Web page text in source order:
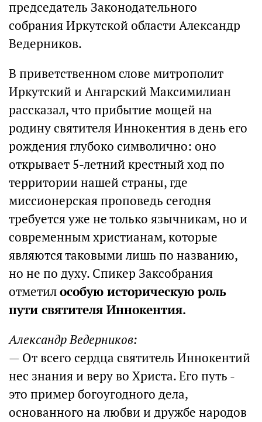
председатель Законодательного
собрания Иркутской области Александр
Ведерников.
В приветственном слове митрополит
Иркутский и Ангарский Максимилиан
рассказал, что прибытие мощей на
родину святителя Иннокентия в день его
рождения глубоко символично: оно
открывает 5-летний крестный ход по
территории нашей страны, где
миссионерская проповедь сегодня
требуется уже не только язычникам, но и
современным христианам, которые
являются таковыми лишь по названию,
но не по духу. Спикер Заксобрания
отметилособую историческую роль
пути святителя Иннокентия.
Александр Ведерников:
— От всего сердца святитель Иннокентий
нес знания и веру во Христа. Его путь -
это пример богоугодного дела,
основанного на любви и дружбе народов